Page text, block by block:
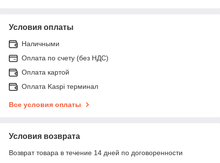
Условия оплаты
Наличными
Оплата по счету (без НДС)
Оплата картой
Оплата Kaspi терминал
Все условия оплаты
Условия возврата
Возврат товара в течение 14 дней по договоренности